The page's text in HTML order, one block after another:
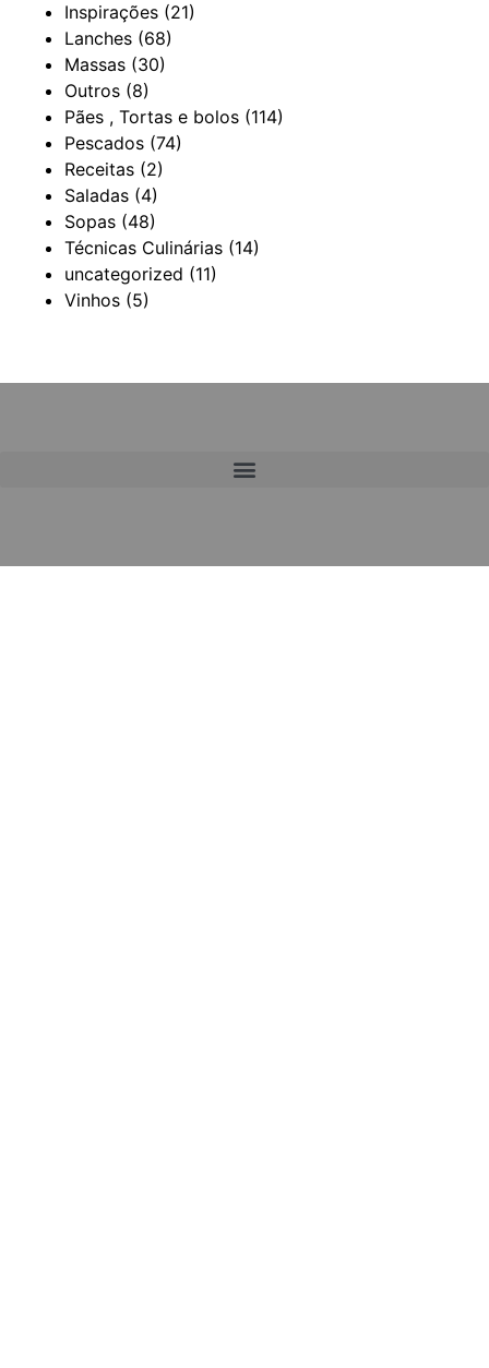
Inspirações (21)
Lanches (68)
Massas (30)
Outros (8)
Pães , Tortas e bolos (114)
Pescados (74)
Receitas (2)
Saladas (4)
Sopas (48)
Técnicas Culinárias (14)
uncategorized (11)
Vinhos (5)